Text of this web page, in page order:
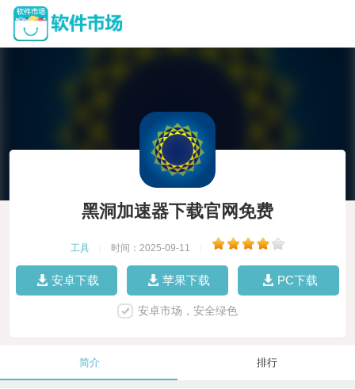
黑洞加速器下载官网免费
工具 时间：2025-09-11
安卓下载 苹果下载 PC下载
安卓市场，安全绿色
简介 排行